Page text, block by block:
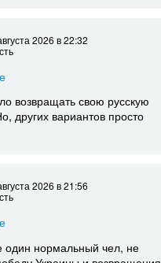
2026в 22:32
возвращать свою русскую
других вариантов просто
2026в 21:56
один нормальный чел, не